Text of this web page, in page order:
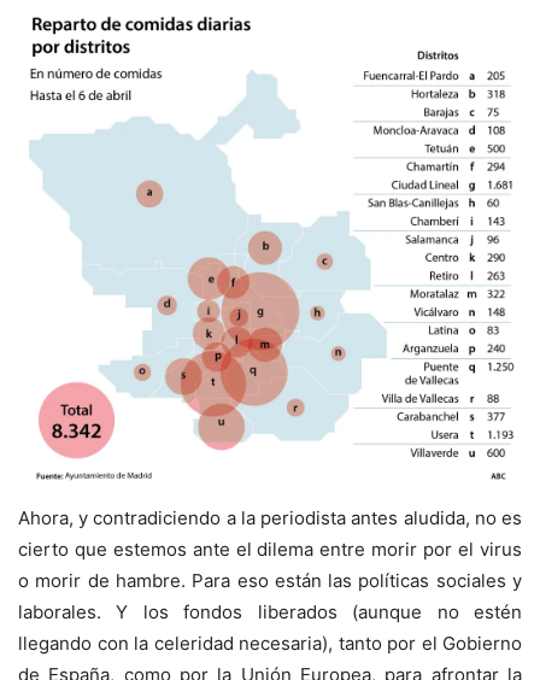
Ahora, y contradiciendo a la periodista antes aludida, no es
cierto que estemos ante el dilema entre morir por el virus
o morir de hambre. Para eso están las políticas sociales y
laborales. Y los fondos liberados (aunque no estén
llegando con la celeridad necesaria), tanto por el Gobierno
de España, como por la Unión Europea, para afrontar la